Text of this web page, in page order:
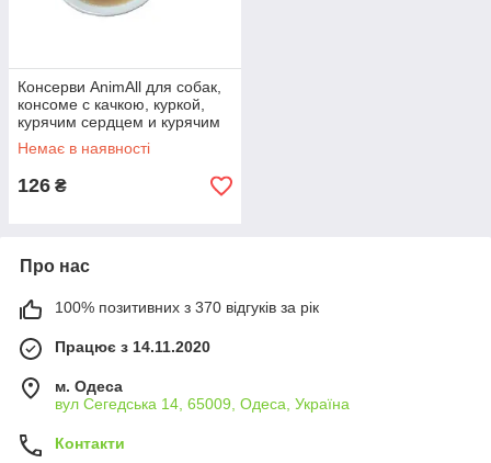
Консерви AnimAll для собак,
консоме с качкою, куркой,
курячим сердцем и курячим
жовтком, 375 г
Немає в наявності
126 ₴
Про нас
100% позитивних з 370 відгуків за рік
Працює з 14.11.2020
м. Одеса
вул Сегедська 14, 65009, Одеса, Україна
Контакти